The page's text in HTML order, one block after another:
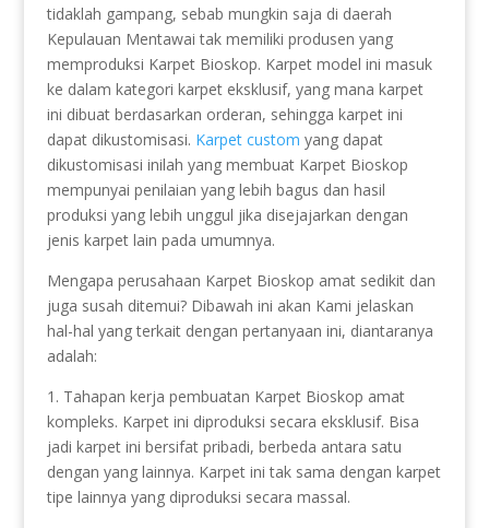
tidaklah gampang, sebab mungkin saja di daerah
Kepulauan Mentawai tak memiliki produsen yang
memproduksi Karpet Bioskop. Karpet model ini masuk
ke dalam kategori karpet eksklusif, yang mana karpet
ini dibuat berdasarkan orderan, sehingga karpet ini
dapat dikustomisasi. Karpet custom yang dapat
dikustomisasi inilah yang membuat Karpet Bioskop
mempunyai penilaian yang lebih bagus dan hasil
produksi yang lebih unggul jika disejajarkan dengan
jenis karpet lain pada umumnya.
Mengapa perusahaan Karpet Bioskop amat sedikit dan
juga susah ditemui? Dibawah ini akan Kami jelaskan
hal-hal yang terkait dengan pertanyaan ini, diantaranya
adalah:
1. Tahapan kerja pembuatan Karpet Bioskop amat
kompleks. Karpet ini diproduksi secara eksklusif. Bisa
jadi karpet ini bersifat pribadi, berbeda antara satu
dengan yang lainnya. Karpet ini tak sama dengan karpet
tipe lainnya yang diproduksi secara massal.